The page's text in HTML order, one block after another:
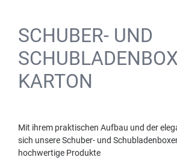
SCHUBER- UND
KARTON
Mit ihrem praktischen Aufbau und der
sich unsere Schuber- und
hochwertige Produkte